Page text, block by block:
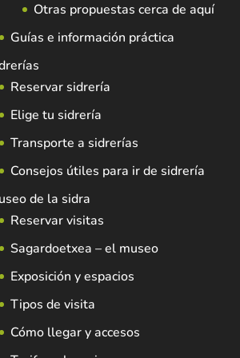
Otras propuestas cerca de aquí
Guías e información práctica
Reservar sidrería
Elige tu sidrería
Transporte a sidrerías
Consejos útiles para ir de sidrería
de la sidra
Reservar visitas
Sagardoetxea – el museo
Exposición y espacios
Tipos de visita
Cómo llegar y accesos